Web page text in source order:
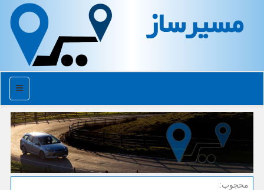
مسیرساز
منو
محجوب: